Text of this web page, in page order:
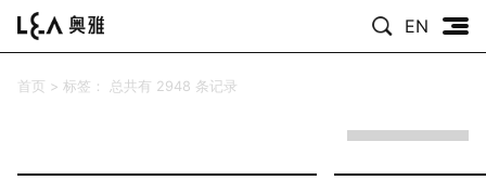
EN
首页 > 标签： 总共有 2948 条记录